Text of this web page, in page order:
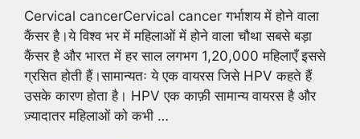
Cervical cancerCervical cancer गर्भाशय में होने वाला
कैंसर है।ये विश्व भर में महिलाओं में होने वाला चौथा सबसे बड़ा
कैंसर है और भारत में हर साल लगभग 1,20,000 महिलाएँ इससे
ग्रसित होती हैं।सामान्यतः ये एक वायरस जिसे HPV कहते हैं
उसके कारण होता है। HPV एक काफ़ी सामान्य वायरस है और
ज़्यादातर महिलाओं को कभी …